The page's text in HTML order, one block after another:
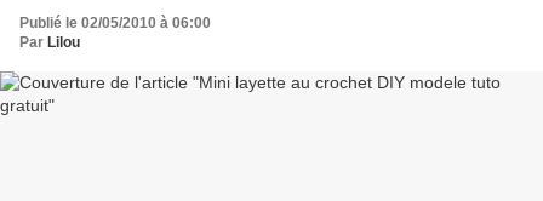
Publié le 02/05/2010 à 06:00
Par Lilou